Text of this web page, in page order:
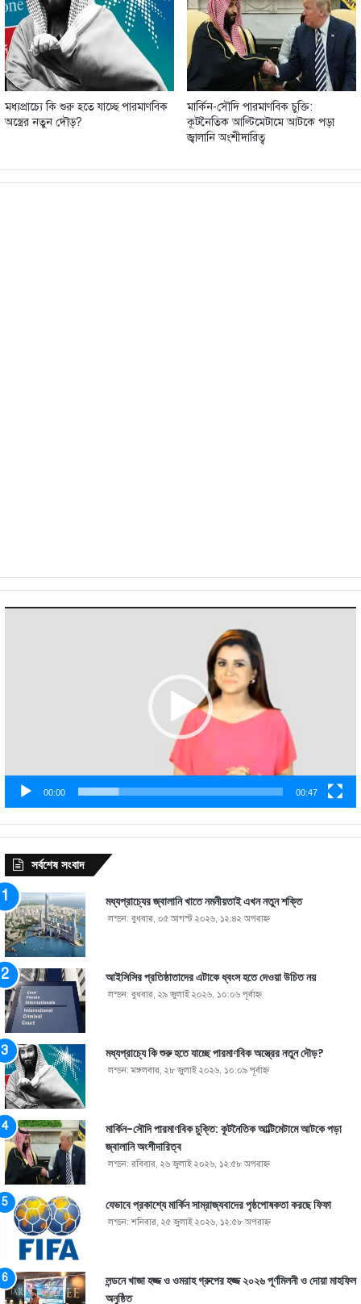
মধ্যপ্রাচ্যে কি শুরু হতে যাচ্ছে পারমাণবিক
অস্ত্রের নতুন দৌড়?
মার্কিন-সৌদি পারমাণবিক চুক্তি:
কূটনৈতিক আল্টিমেটামে আটকে পড়া
জ্বালানি অংশীদারিত্ব
00:00 00:47
সর্বশেষ সংবাদ
মধ্যপ্রাচ্যের জ্বালানি খাতে নমনীয়তাই এখন নতুন শক্তি
লন্ডন: বুধবার, ০৫ আগস্ট ২০২৬, ১২:৪২ অপরাহ্ণ
আইসিসির প্রতিষ্ঠাতাদের এটাকে ধ্বংস হতে দেওয়া উচিত নয়
লন্ডন: বুধবার, ২৯ জুলাই ২০২৬, ১০:০৬ পূর্বাহ্ণ
মধ্যপ্রাচ্যে কি শুরু হতে যাচ্ছে পারমাণবিক অস্ত্রের নতুন দৌড়?
লন্ডন: মঙ্গলবার, ২৮ জুলাই ২০২৬, ১০:০৯ পূর্বাহ্ণ
মার্কিন-সৌদি পারমাণবিক চুক্তি: কূটনৈতিক আল্টিমেটামে আটকে পড়া
জ্বালানি অংশীদারিত্ব
লন্ডন: রবিবার, ২৬ জুলাই ২০২৬, ১২:৫৮ অপরাহ্ণ
যেভাবে প্রকাশ্যে মার্কিন সাম্রাজ্যবাদের পৃষ্ঠপোষকতা করছে ফিফা
লন্ডন: শনিবার, ২৫ জুলাই ২০২৬, ১২:৫৮ অপরাহ্ণ
লন্ডনে খাজা হজ্জ ও ওমরাহ গ্রুপের হজ্জ ২০২৬ পূর্ণমিলনী ও দোয়া মাহফিল
অনুষ্ঠিত